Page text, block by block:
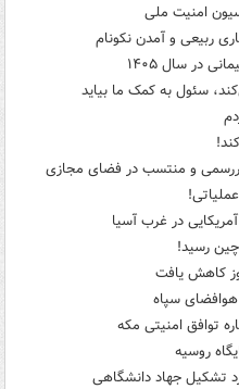
امنیت ملی
ربیعی و آمدن نکونام
در سال ۱۴۰۵
سئول به کمک ما بیاید
و منتسب در فضای مجازی
در غرب آسیا
رسید!
هوافضای سپاه
توافق امنیتی مکه
روسیه
تشکیل جهاد دانشگاهی